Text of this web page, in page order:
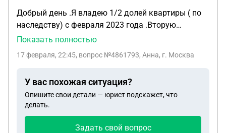
Добрый день .Я владею 1/2 долей квартиры ( по
наследству) с февраля 2023 года .Вторую
половину мне хочет подарить мой отец в 2026
квартиры .Если я ,захочу продать эту квартиру в
продажи (т.к я не буду владеть квартирой 3
года)?
Показать полностью
17 февраля, 22:45, вопрос №4861793, Анна, г. Москва
У вас похожая ситуация?
Опишите свои детали — юрист подскажет, что
делать.
Задать свой вопрос